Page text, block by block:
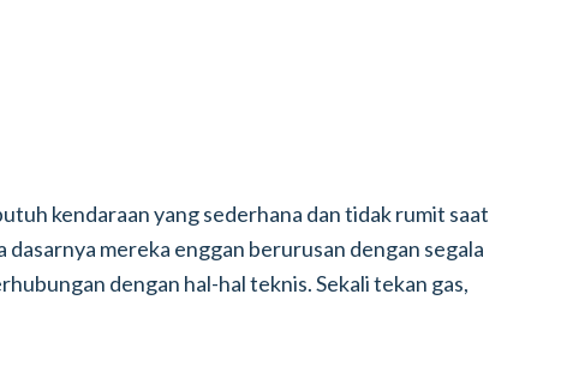
kendaraan yang sederhana dan tidak rumit saat
dasarnya mereka enggan berurusan dengan segala
dengan hal-hal teknis. Sekali tekan gas,